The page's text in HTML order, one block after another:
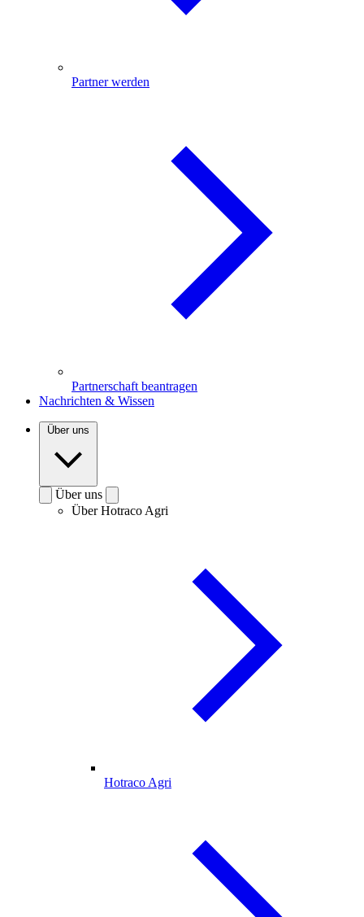
Partner werden
Partnerschaft beantragen
Nachrichten & Wissen
Über uns
Über uns
Über Hotraco Agri
Hotraco Agri